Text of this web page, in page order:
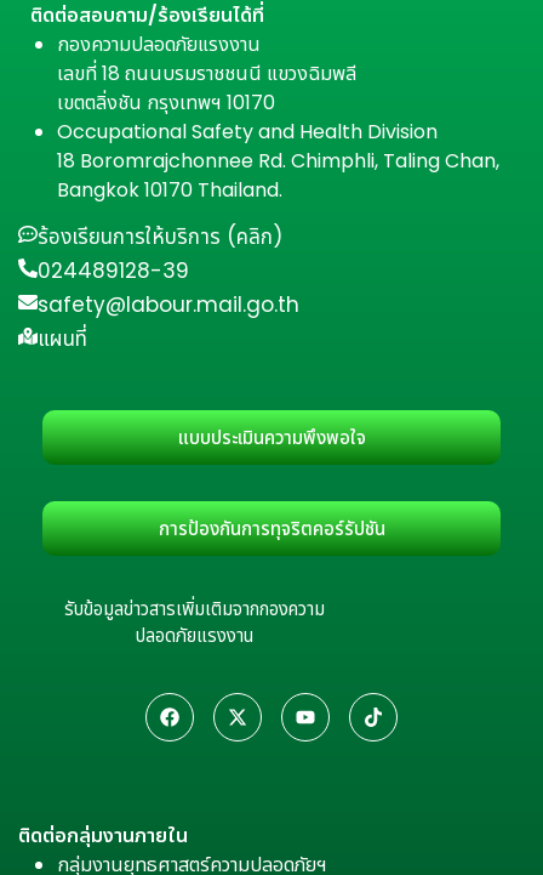
ติดต่อสอบถาม/ร้องเรียนได้ที่
กองความปลอดภัยแรงงาน
เลขที่ 18 ถนนบรมราชชนนี แขวงฉิมพลี
เขตตลิ่งชัน กรุงเทพฯ 10170
Occupational Safety and Health Division
18 Boromrajchonnee Rd. Chimphli, Taling Chan,
Bangkok 10170 Thailand.
ร้องเรียนการให้บริการ (คลิก)
024489128-39
safety@labour.mail.go.th
แผนที่
แบบประเมินความพึงพอใจ
การป้องกันการทุจริตคอร์รัปชัน
รับข้อมูลข่าวสารเพิ่มเติมจากกองความ
ปลอดภัยแรงงาน
ติดต่อกลุ่มงานภายใน
กลุ่มงานยุทธศาสตร์ความปลอดภัยฯ